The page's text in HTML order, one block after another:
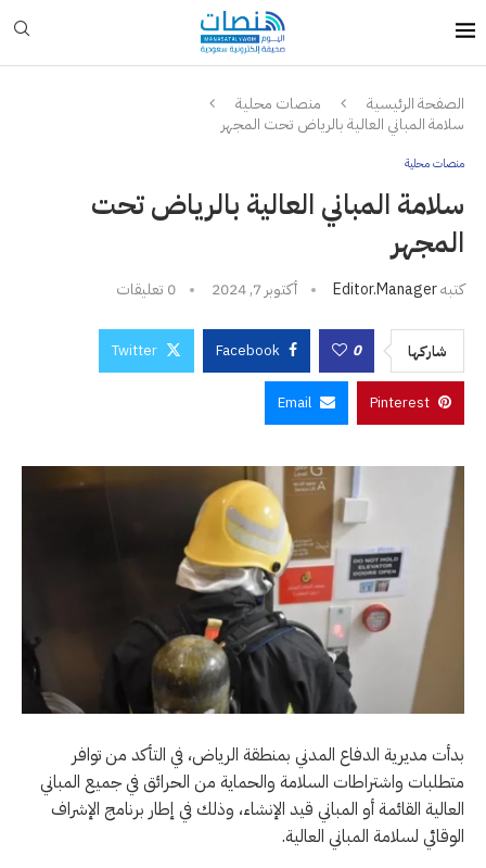
الصفحة الرئيسية
منصات محلية
سلامة المباني العالية بالرياض تحت المجهر
منصات محلية
سلامة المباني العالية بالرياض تحت
المجهر
كتبهEditor.manager أكتوبر 7, 2024 0 تعليقات
شاركها 0
Facebook
Twitter
Pinterest
Email
بدأت مديرية الدفاع المدني بمنطقة الرياض، في التأكد من توافر
متطلبات واشتراطات السلامة والحماية من الحرائق في جميع المباني
العالية القائمة أو المباني قيد الإنشاء، وذلك في إطار برنامج الإشراف
الوقائي لسلامة المباني العالية.